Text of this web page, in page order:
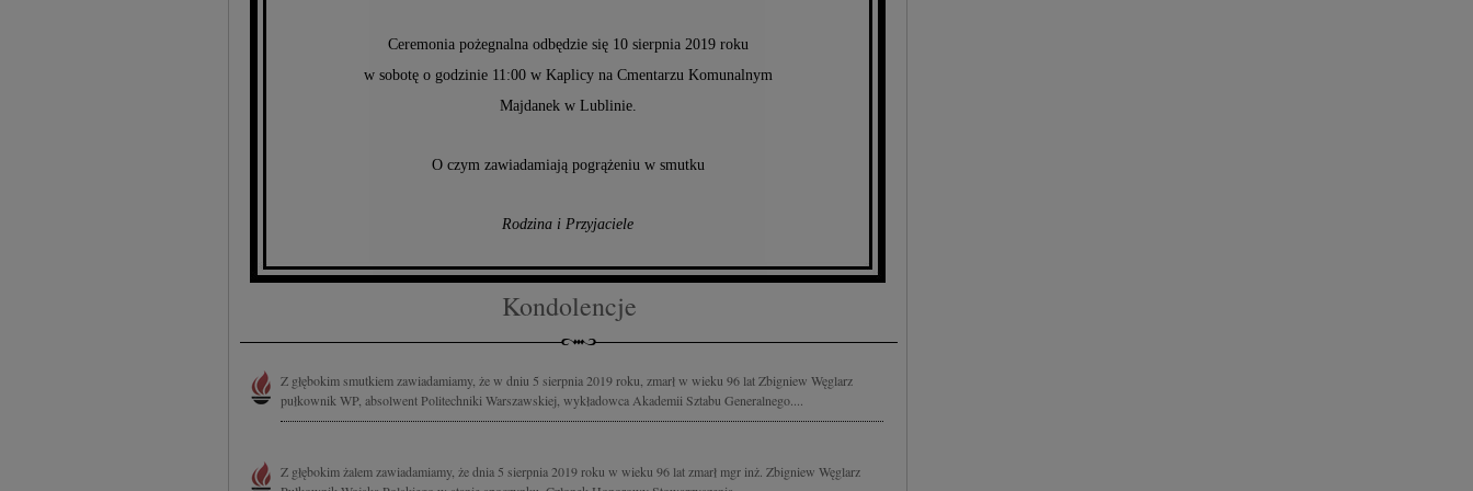
Ceremonia pożegnalna odbędzie się 10 sierpnia 2019 roku
w sobotę o godzinie 11:00 w Kaplicy na Cmentarzu Komunalnym
Majdanek w Lublinie.
O czym zawiadamiają pogrążeniu w smutku
Rodzina i Przyjaciele
Kondolencje
Z głębokim smutkiem zawiadamiamy, że w dniu 5 sierpnia 2019 roku, zmarł w wieku 96 lat Zbigniew Węglarz
pułkownik WP, absolwent Politechniki Warszawskiej, wykładowca Akademii Sztabu Generalnego....
Z głębokim żalem zawiadamiamy, że dnia 5 sierpnia 2019 roku w wieku 96 lat zmarł mgr inż. Zbigniew Węglarz